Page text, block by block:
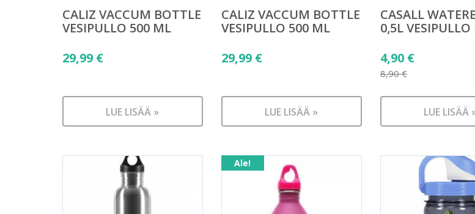
CALIZ VACCUM BOTTLE
VESIPULLO 500 ML
29,99 €
LUE LISÄÄ »
CALIZ VACCUM BOTTLE
VESIPULLO 500 ML
29,99 €
LUE LISÄÄ »
CASALL
0,5L
8,90€
Alkuperäinen
hinta
4,90 €
on:
LUE LISÄÄ
Ale!